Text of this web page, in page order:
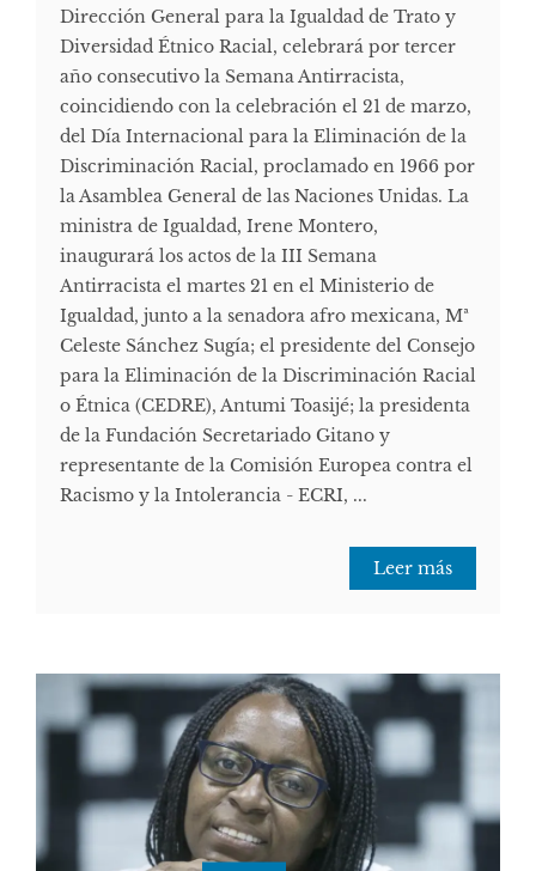
Dirección General para la Igualdad de Trato y
Diversidad Étnico Racial, celebrará por tercer
año consecutivo la Semana Antirracista,
coincidiendo con la celebración el 21 de marzo,
del Día Internacional para la Eliminación de la
Discriminación Racial, proclamado en 1966 por
la Asamblea General de las Naciones Unidas. La
ministra de Igualdad, Irene Montero,
inaugurará los actos de la III Semana
Antirracista el martes 21 en el Ministerio de
Igualdad, junto a la senadora afro mexicana, Mª
Celeste Sánchez Sugía; el presidente del Consejo
para la Eliminación de la Discriminación Racial
o Étnica (CEDRE), Antumi Toasijé; la presidenta
de la Fundación Secretariado Gitano y
representante de la Comisión Europea contra el
Racismo y la Intolerancia - ECRI, ...
Leer más